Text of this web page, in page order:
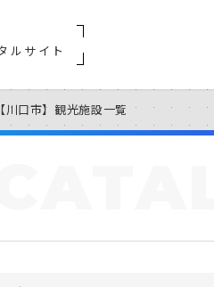
ルサイト
川口市】観光施設一覧